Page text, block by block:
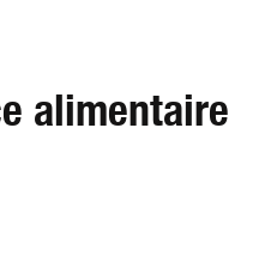
alimentaire